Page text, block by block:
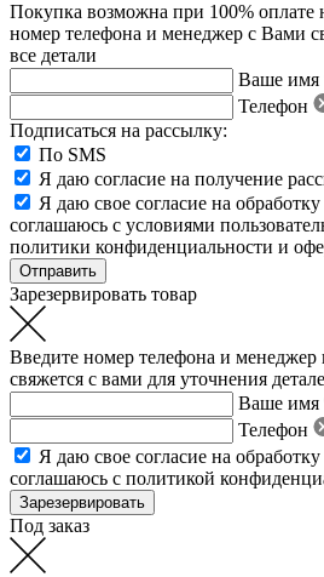
Покупка возможна при 100% оплате
номер телефона и менеджер с Вами
все детали
Ваше имя
Телефон
Подписаться на рассылку:
По SMS
Я даю согласие на получение
Я даю свое согласие на
соглашаюсь с условиями
политики конфиденциальности и
Зарезервировать товар
Введите номер телефона и менеджер
свяжется с вами для уточнения
Ваше имя
Телефон
Я даю свое согласие на
соглашаюсь с политикой
Под заказ